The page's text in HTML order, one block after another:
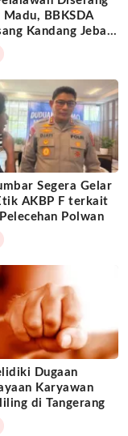
Madu, BBKSDA
Kandang Jebak
Kejadian
Segera Gelar
AKBP F terkait
Polwan
Dugaan
Karyawan
di Tangerang